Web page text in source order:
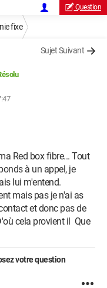
Question
fixe
Sujet Suivant
Red box fibre... Tout
à un appel, je
lui m'entend.
mais pas je n'ai as
et donc pas de
cela provient il Que
votre question